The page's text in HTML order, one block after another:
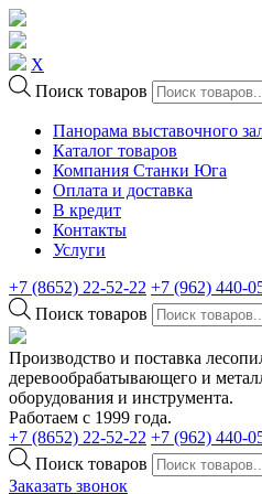
X
Поиск товаров
Панорама выставочного
Каталог товаров
Компания Станки Юга
Оплата и доставка
В кредит
Контакты
Услуги
+7 (8652) 22-52-22 +7 (962) 440-
Поиск товаров
Производство и поставка
деревообрабатывающего и
оборудования и инструмента.
Работаем с 1999 года.
+7 (8652) 22-52-22 +7 (962) 440-
Поиск товаров
Заказать звонок